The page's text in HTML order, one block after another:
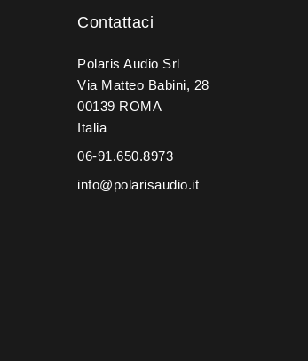
Contattaci
Polaris Audio Srl
Via Matteo Babini, 28
00139 ROMA
Italia
06-91.650.8973
info@polarisaudio.it